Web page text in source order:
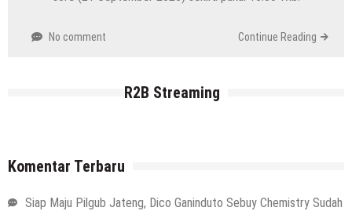
No comment Continue Reading
R2B Streaming
Komentar Terbaru
Siap Maju Pilgub Jateng, Dico Ganinduto Sebuy Chemistry Sudah